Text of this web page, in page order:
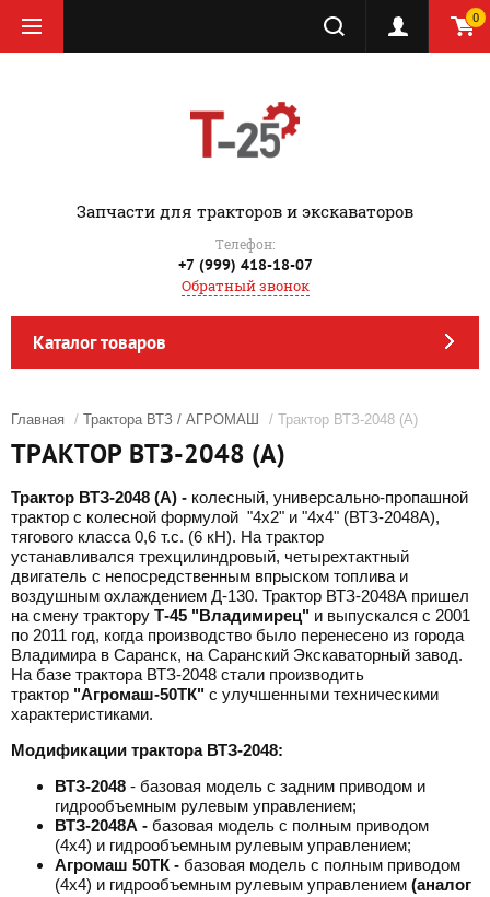
0
‎Запчасти для тракторов и экскаваторов
Телефон:
+7 (999) 418-18-07
Обратный звонок
Каталог товаров
Главная / Трактора ВТЗ / АГРОМАШ / Трактор ВТЗ-2048 (А)
ТРАКТОР ВТЗ-2048 (А)
Трактор ВТЗ-2048 (А) - колесный, универсально-пропашной
трактор с колесной формулой "4х2" и "4х4" (ВТЗ-2048А),
тягового класса 0,6 т.с. (6 кН). На трактор
устанавливался трехцилиндровый, четырехтактный
двигатель с непосредственным впрыском топлива и
воздушным охлаждением Д-130. Трактор ВТЗ-2048А пришел
на смену трактору Т-45 "Владимирец" и выпускался с 2001
по 2011 год, когда производство было перенесено из города
Владимира в Саранск, на Саранский Экскаваторный завод.
На базе трактора ВТЗ-2048 стали производить
трактор "Агромаш-50ТК" с улучшенными техническими
характеристиками.
Модификации трактора ВТЗ-2048:
ВТЗ-2048 - базовая модель с задним приводом и
гидрообъемным рулевым управлением;
ВТЗ-2048А - базовая модель с полным приводом
(4х4) и гидрообъемным рулевым управлением;
Агромаш 50ТК - базовая модель с полным приводом
(4х4) и гидрообъемным рулевым управлением (аналог